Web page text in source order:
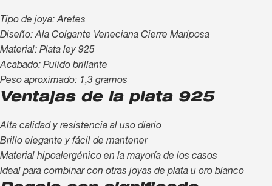
Tipo de joya: Aretes
Diseño: Ala Colgante Veneciana Cierre Mariposa
Material: Plata ley 925
Acabado: Pulido brillante
Peso aproximado: 1,3 gramos
Ventajas de la plata 925
Alta calidad y resistencia al uso diario
Brillo elegante y fácil de mantener
Material hipoalergénico en la mayoría de los casos
Ideal para combinar con otras joyas de plata u oro blanco